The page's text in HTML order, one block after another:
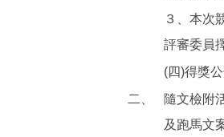
３、本次
評審委員
(四)得獎
二、
隨文檢附
及跑馬文